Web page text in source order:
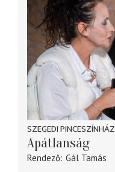
SZEGEDI PINCESZÍNHÁZ
Apátlanság
Rendező Gál Tamás